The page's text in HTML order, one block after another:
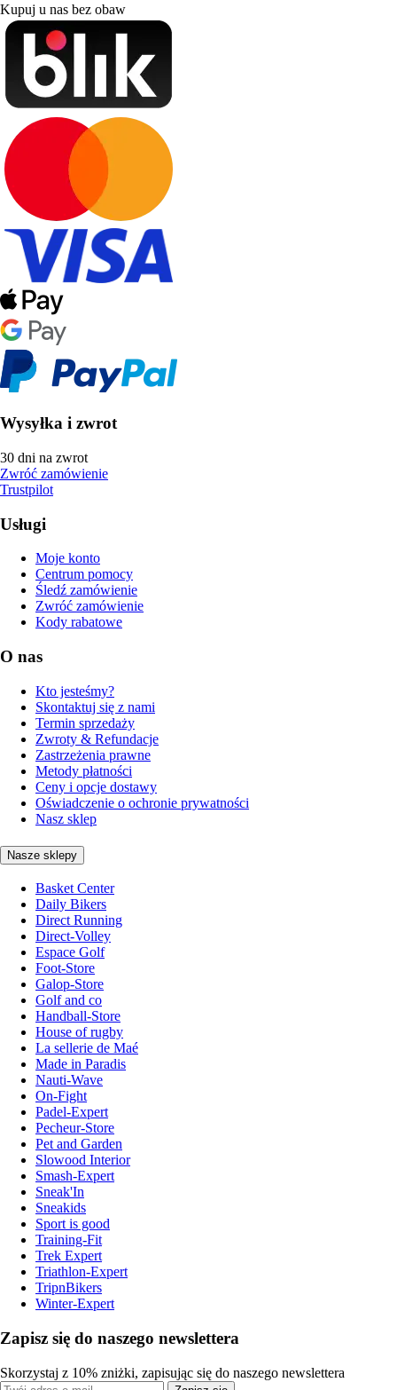
Kupuj u nas bez obaw
Wysyłka i zwrot
30 dni na zwrot
Zwróć zamówienie
Trustpilot
Usługi
Moje konto
Centrum pomocy
Śledź zamówienie
Zwróć zamówienie
Kody rabatowe
O nas
Kto jesteśmy?
Skontaktuj się z nami
Termin sprzedaży
Zwroty & Refundacje
Zastrzeżenia prawne
Metody płatności
Ceny i opcje dostawy
Oświadczenie o ochronie prywatności
Nasz sklep
Nasze sklepy
Basket Center
Daily Bikers
Direct Running
Direct-Volley
Espace Golf
Foot-Store
Galop-Store
Golf and co
Handball-Store
House of rugby
La sellerie de Maé
Made in Paradis
Nauti-Wave
On-Fight
Padel-Expert
Pecheur-Store
Pet and Garden
Slowood Interior
Smash-Expert
Sneak'In
Sneakids
Sport is good
Training-Fit
Trek Expert
Triathlon-Expert
TripnBikers
Winter-Expert
Zapisz się do naszego newslettera
Skorzystaj z 10% zniżki, zapisując się do naszego newslettera